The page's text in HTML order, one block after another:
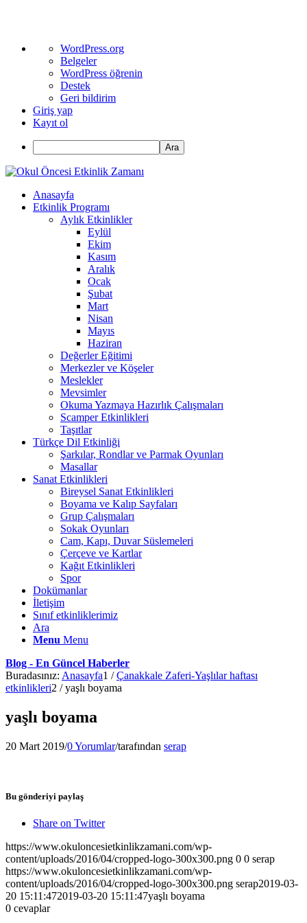
WordPress
hakkında
WordPress.org
Belgeler
WordPress öğrenin
Destek
Geri bildirim
Giriş yap
Kayıt ol
Ara
Anasayfa
Etkinlik Programı
Aylık Etkinlikler
Eylül
Ekim
Kasım
Aralık
Ocak
Şubat
Mart
Nisan
Mayıs
Haziran
Değerler Eğitimi
Merkezler ve Köşeler
Meslekler
Mevsimler
Okuma Yazmaya Hazırlık Çalışmaları
Scamper Etkinlikleri
Taşıtlar
Türkçe Dil Etkinliği
Şarkılar, Rondlar ve Parmak Oyunları
Masallar
Sanat Etkinlikleri
Bireysel Sanat Etkinlikleri
Boyama ve Kalıp Sayfaları
Grup Çalışmaları
Sokak Oyunları
Cam, Kapı, Duvar Süslemeleri
Çerçeve ve Kartlar
Kağıt Etkinlikleri
Spor
Dokümanlar
İletişim
Sınıf etkinliklerimiz
Ara
Menu Menu
Blog - En Güncel Haberler
Buradasınız: Anasayfa1 / Çanakkale Zaferi-Yaşlılar haftası
etkinlikleri2 / yaşlı boyama
yaşlı boyama
20 Mart 2019/0 Yorumlar/tarafından serap
Bu gönderiyi paylaş
Share on Twitter
https://www.okuloncesietkinlikzamani.com/wp-
content/uploads/2016/04/cropped-logo-300x300.png 0 0 serap
https://www.okuloncesietkinlikzamani.com/wp-
content/uploads/2016/04/cropped-logo-300x300.png serap2019-03-
20 15:11:472019-03-20 15:11:47yaşlı boyama
0 cevaplar